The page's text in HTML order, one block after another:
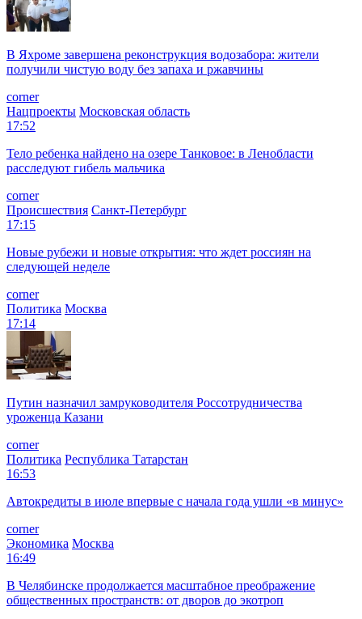
В Яхроме завершена реконструкция водозабора: жители
получили чистую воду без запаха и ржавчины
corner
Нацпроекты Московская область
17:52
Тело ребенка найдено на озере Танковое: в Ленобласти
расследуют гибель мальчика
corner
Происшествия Санкт-Петербург
17:15
Новые рубежи и новые открытия: что ждет россиян на
следующей неделе
corner
Политика Москва
17:14
Путин назначил замруководителя Россотрудничества
уроженца Казани
corner
Политика Республика Татарстан
16:53
Автокредиты в июле впервые с начала года ушли «в минус»
corner
Экономика Москва
16:49
В Челябинске продолжается масштабное преображение
общественных пространств: от дворов до экотроп